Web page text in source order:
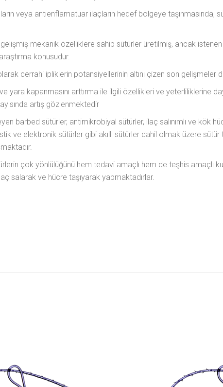
veya antienflamatuar ilaçların hedef bölgeye taşınmasında,
mekanik özelliklere sahip sütürler üretilmiş, ancak
konusudur.
cerrahi ipliklerin potansiyellerinin altını çizen son
yara kapanmasını arttırma ile ilgili özellikleri ve yeterliliklerine
artış gözlenmektedir
barbed sütürler, antimikrobiyal sütürler, ilaç salınımlı ve kök
ve elektronik sütürler gibi akıllı sütürler dahil olmak üzere
çok yönlülüğünü hem tedavi amaçlı hem de teşhis amaçlı
salarak ve hücre taşıyarak yapmaktadırlar.